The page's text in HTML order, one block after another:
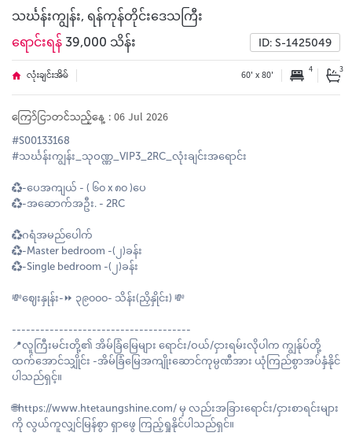
သင်္ဃန်းကျွန်း, ရန်ကုန်တိုင်းဒေသကြီး
ရောင်းရန် 39,000 သိန်း ID: S-1425049
လုံးချင်းအိမ် 60' x 80' 4 3
ကြော်ငြာတင်သည့်နေ့ : 06 Jul 2026
#S00133168
#သင်္ဃန်းကျွန်း_သုဝဏ္ဏ_VIP3_2RC_လုံးချင်းအရောင်း
♻️-ပေအကျယ် - ( ၆၀ x ၈၀ )ပေ
♻️-အဆောက်အဦး. - 2RC
♻️ဂရံအမည်ပေါက်
♻️-Master bedroom -(၂)ခန်း
♻️-Single bedroom -(၂)ခန်း
💸ဈေးနှုန်း-⏩ ၃၉၀၀၀- သိန်း(ညှိနှိုင်း) 💸
--------------------------------------
📍လူကြီးမင်းတို့၏ အိမ်ခြံမြေများ ရောင်း/ဝယ်/ငှားရမ်းလိုပါက ကျွန်ုပ်တို့
ထက်အောင်သျှိုင်း -အိမ်ခြံမြေအကျိုးဆောင်ကုမ္ပဏီအား ယုံကြည်စွာအပ်နှံနိုင်
ပါသည်ရှင့်။
🌐https://www.htetaungshine.com/ မှ လည်းအခြားရောင်း/ငှားစာရင်းများ
ကို လွယ်ကူလျှင်မြန်စွာ ရှာဖွေ ကြည့်ရှုနိုင်ပါသည်ရှင်။